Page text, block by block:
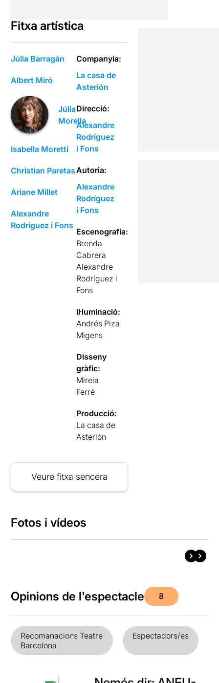
Fitxa artística
Júlia Barragán
Albert Miró
Júlia
Morella
Isabella Moretti
Christian Paretas
Ariane Millet
Alexandre
Rodríguez i Fons
Companyia:
La casa de
Asterión
Direcció:
Alexandre
Rodríguez
i Fons
Autoria:
Alexandre
Rodríguez
i Fons
Escenografia:
Brenda
Cabrera
Alexandre
Rodríguez i
Fons
Il·luminació:
Andrés Piza
Migens
Disseny
gràfic:
Mireia
Ferré
Producció:
La casa de
Asterión
Veure fitxa sencera
Fotos i vídeos
Opinions de l'espectacle 8
Recomanacions Teatre
Barcelona
Espectadors/es